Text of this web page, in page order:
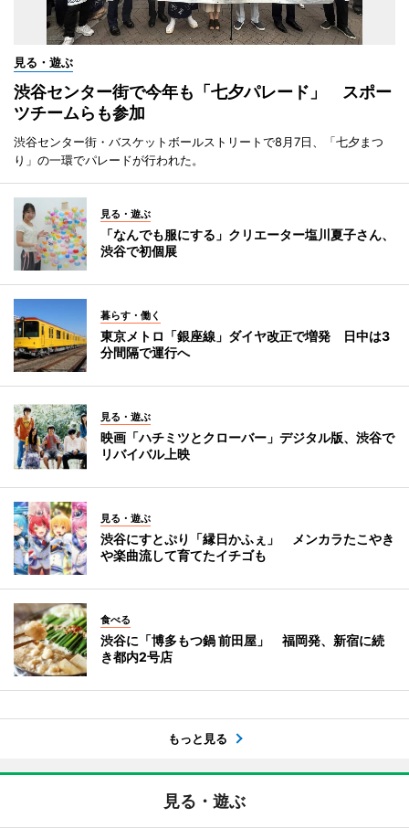
見る・遊ぶ
渋谷センター街で今年も「七夕パレード」 スポー
ツチームらも参加
渋谷センター街・バスケットボールストリートで8月7日、「七夕まつ
り」の一環でパレードが行われた。
見る・遊ぶ
「なんでも服にする」クリエーター塩川夏子さん、
渋谷で初個展
暮らす・働く
東京メトロ「銀座線」ダイヤ改正で増発 日中は3
分間隔で運行へ
見る・遊ぶ
映画「ハチミツとクローバー」デジタル版、渋谷で
リバイバル上映
見る・遊ぶ
渋谷にすとぷり「縁日かふぇ」 メンカラたこやき
や楽曲流して育てたイチゴも
食べる
渋谷に「博多もつ鍋 前田屋」 福岡発、新宿に続
き都内2号店
もっと見る
見る・遊ぶ